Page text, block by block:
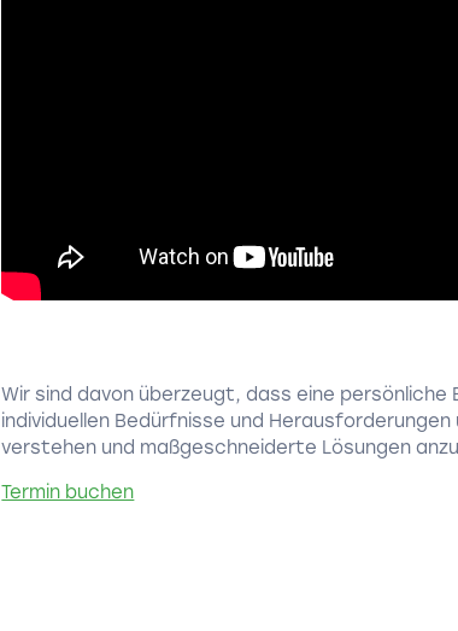
Wir sind davon überzeugt, dass eine
individuellen Bedürfnisse und
verstehen und maßgeschneiderte Lösungen
Termin buchen